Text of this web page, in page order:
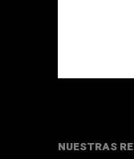
NUESTRAS